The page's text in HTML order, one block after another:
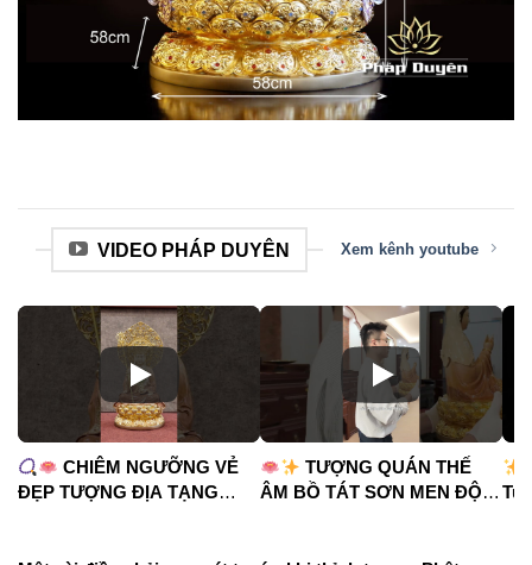
VIDEO PHÁP DUYÊN Xem kênh youtube
CHIÊM NGƯỠNG VẺ
ĐẸP TƯỢNG ĐỊA TẠNG
TƯỢNG QUÁN THẾ
ÂM BỒ TÁT SƠN MEN ĐỘ